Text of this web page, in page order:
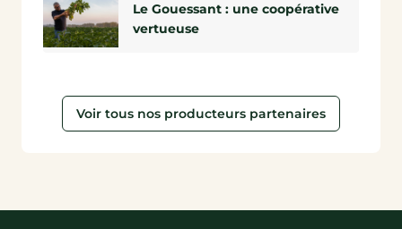
Le Gouessant : une coopérative
vertueuse
Voir tous nos producteurs partenaires